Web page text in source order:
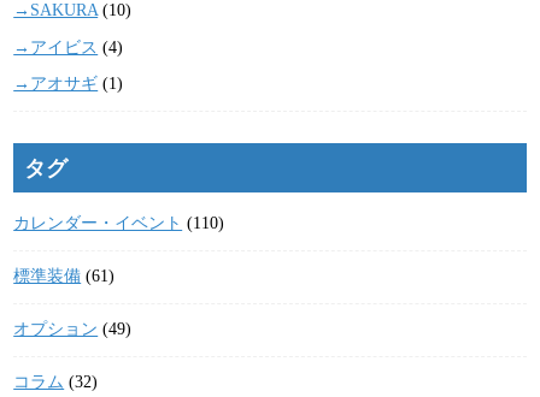
→SAKURA(10)
→アイビス (4)
→アオサギ (1)
タグ
カレンダー・イベント (110)
標準装備 (61)
オプション (49)
コラム (32)